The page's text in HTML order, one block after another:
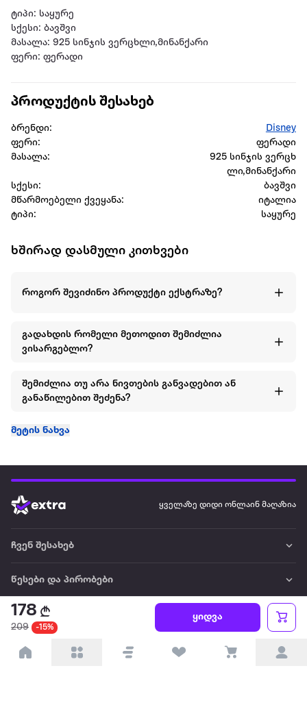
ტიპი: საყურე
სქესი: ბავშვი
მასალა: 925 სინჯის ვერცხლი,მინანქარი
ფერი: ფერადი
178
209 -15%
ყიდვა
პროდუქტის შესახებ
ბრენდი:
Disney
ფერი:
ფერადი
მასალა:
925 სინჯის ვერცხ
ლი,მინანქარი
სქესი:
ბავშვი
მწარმოებელი ქვეყანა:
იტალია
ტიპი:
საყურე
ხშირად დასმული კითხვები
როგორ შევიძინო პროდუქტი ექსტრაზე?
გადახდის რომელი მეთოდით შემიძლია
ვისარგებლო?
შემიძლია თუ არა ნივთების განვადებით ან
განაწილებით შეძენა?
მეტის ნახვა
ყველაზე დიდი ონლაინ მაღაზია
ჩვენ შესახებ
წესები და პირობები
პარტნიორებისთვის
ტრენდული